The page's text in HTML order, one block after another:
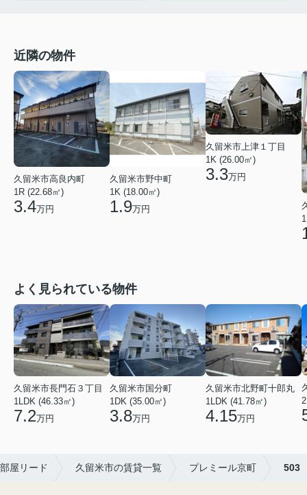
近隣の物件
久留米市高良内町
1R (22.68㎡)
3.4万円
久留米市野中町
1K (18.00㎡)
1.9万円
久留米市上津１丁目
1K (26.00㎡)
3.3万円
よく見られている物件
久留米市長門石３丁目
1LDK (46.33㎡)
7.2万円
久留米市国分町
1DK (35.00㎡)
3.8万円
久留米市北野町十郎丸
1LDK (41.78㎡)
4.15万円
屋リード 久留米市の賃貸一覧 プレミール京町 503